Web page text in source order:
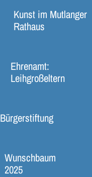
Kunst im Mutlanger
Rathaus
Ehrenamt:
Leihgroßeltern
Bürgerstiftung
Wunschbaum
2025